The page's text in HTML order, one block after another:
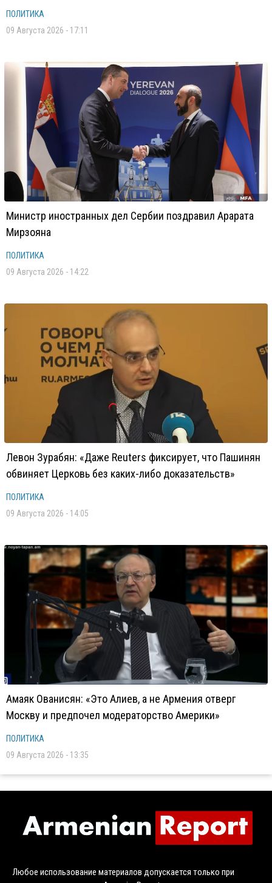
ПОЛИТИКА
09 Августа 2026 - 17:11
Министр иностранных дел Сербии поздравил Арарата
Мирзояна
ПОЛИТИКА
09 Августа 2026 - 14:22
Левон Зурабян: «Даже Reuters фиксирует, что Пашинян
обвиняет Церковь без каких-либо доказательств»
ПОЛИТИКА
09 Августа 2026 - 14:05
Амаяк Ованисян: «Это Алиев, а не Армения отверг
Москву и предпочел модераторство Америки»
ПОЛИТИКА
09 Августа 2026 - 13:35
Любое использование материалов допускается только при